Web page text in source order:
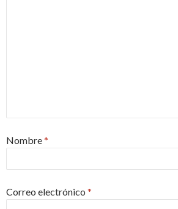
Nombre*
Correo electrónico *